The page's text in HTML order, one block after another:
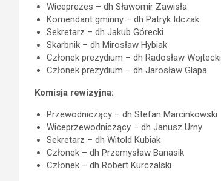
Wiceprezes – dh Sławomir Zawisła
Komendant gminny – dh Patryk Idczak
Sekretarz – dh Jakub Górecki
Skarbnik – dh Mirosław Hybiak
Członek prezydium – dh Radosław Wojtecki
Członek prezydium – dh Jarosław Glapa
Komisja rewizyjna:
Przewodniczący – dh Stefan Marcinkowski
Wiceprzewodniczący – dh Janusz Urny
Sekretarz – dh Witold Kubiak
Członek – dh Przemysław Banasik
Członek – dh Robert Kurczalski